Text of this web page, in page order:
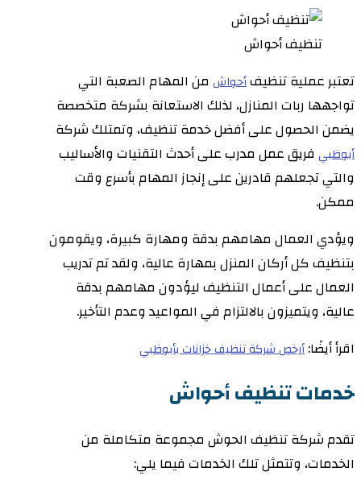
تنظيف أحواش
تعتبر عملية تنظيفأحواش من المهام الصعبة التي
تواجهها ربات المنازل، لذلك الاستعانة بشركة متخصصة
يضمن الحصول على أفضل خدمة تنظيف، وتمتلك شركة
أبوظبي فريق عمل مدرب على أحدث التقنيات والأساليب
والتي تجعلهم قادرين على إنجاز المهام بأسرع وقت
ممكن.
ويؤدي العمال مهامهم بدقة ومهارة كبيرة، ويقومون
بتنظيف كل أركان المنزل بمهارة عالية، ولقد تم تدريب
العمال على أعمال التنظيف ليؤدون مهامهم بدقة
عالية، ويتميزون بالالتزام في المواعيد وعدم التأخير.
اقرأ أيضًا:أرخص شركة تنظيف خزانات بأبوظبي
خدمات تنظيف أحواش
تقدم شركة تنظيف الحوش مجموعة متكاملة من
الخدمات، وتتمثل تلك الخدمات فيما يلي: